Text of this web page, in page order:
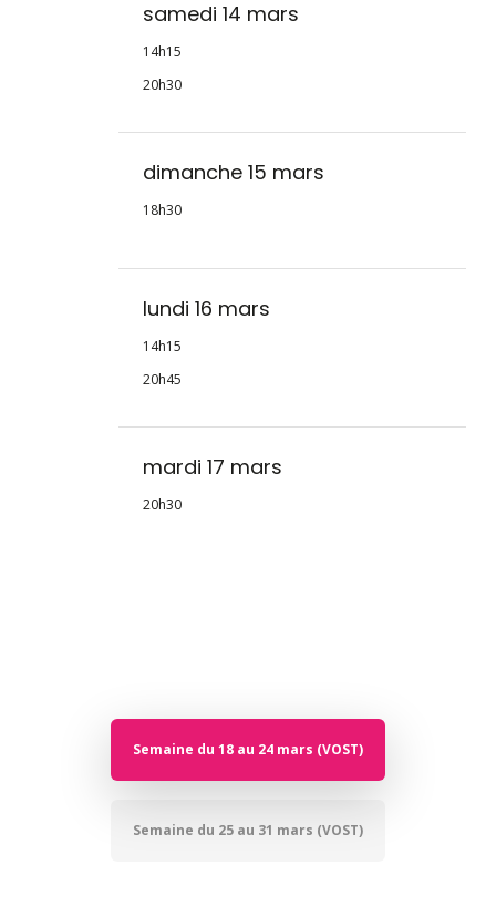
samedi 14 mars
14h15
20h30
dimanche 15 mars
18h30
lundi 16 mars
14h15
20h45
mardi 17 mars
20h30
Semaine du 18 au 24 mars (VOST)
Semaine du 25 au 31 mars (VOST)